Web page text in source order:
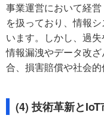
事業運営において経
を扱っており、情報
います。しかし、過
情報漏洩やデータ改
合、損害賠償や社会的
(4) 技術革新と